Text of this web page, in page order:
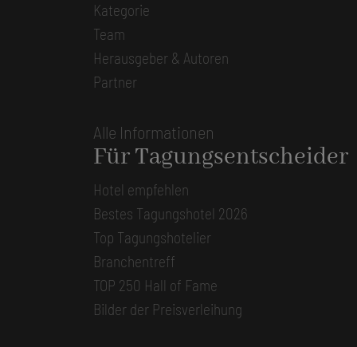
Kategorie
Team
Herausgeber & Autoren
Partner
Alle Informationen
Für Tagungsentscheider
Hotel empfehlen
Bestes Tagungshotel 2026
Top Tagungshotelier
Branchentreff
TOP 250 Hall of Fame
Bilder der Preisverleihung